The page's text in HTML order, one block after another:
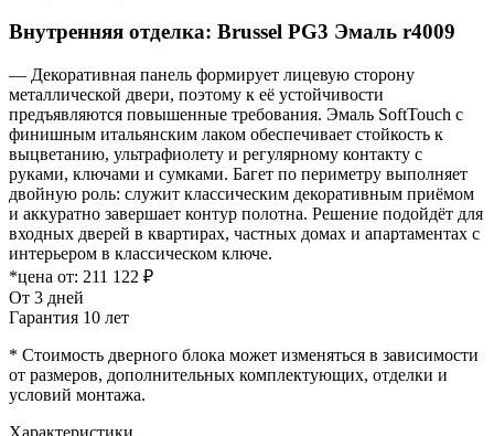
Внутренняя отделка: Brussel PG3 Эмаль r4009
— Декоративная панель формирует лицевую сторону
металлической двери, поэтому к её устойчивости
предъявляются повышенные требования. Эмаль SoftTouch с
финишным итальянским лаком обеспечивает стойкость к
выцветанию, ультрафиолету и регулярному контакту с
руками, ключами и сумками. Багет по периметру выполняет
двойную роль: служит классическим декоративным приёмом
и аккуратно завершает контур полотна. Решение подойдёт для
входных дверей в квартирах, частных домах и апартаментах с
интерьером в классическом ключе.
*цена от: 211 122 ₽
От 3 дней
Гарантия 10 лет
* Стоимость дверного блока может изменяться в зависимости
от размеров, дополнительных комплектующих, отделки и
условий монтажа.
Характеристики